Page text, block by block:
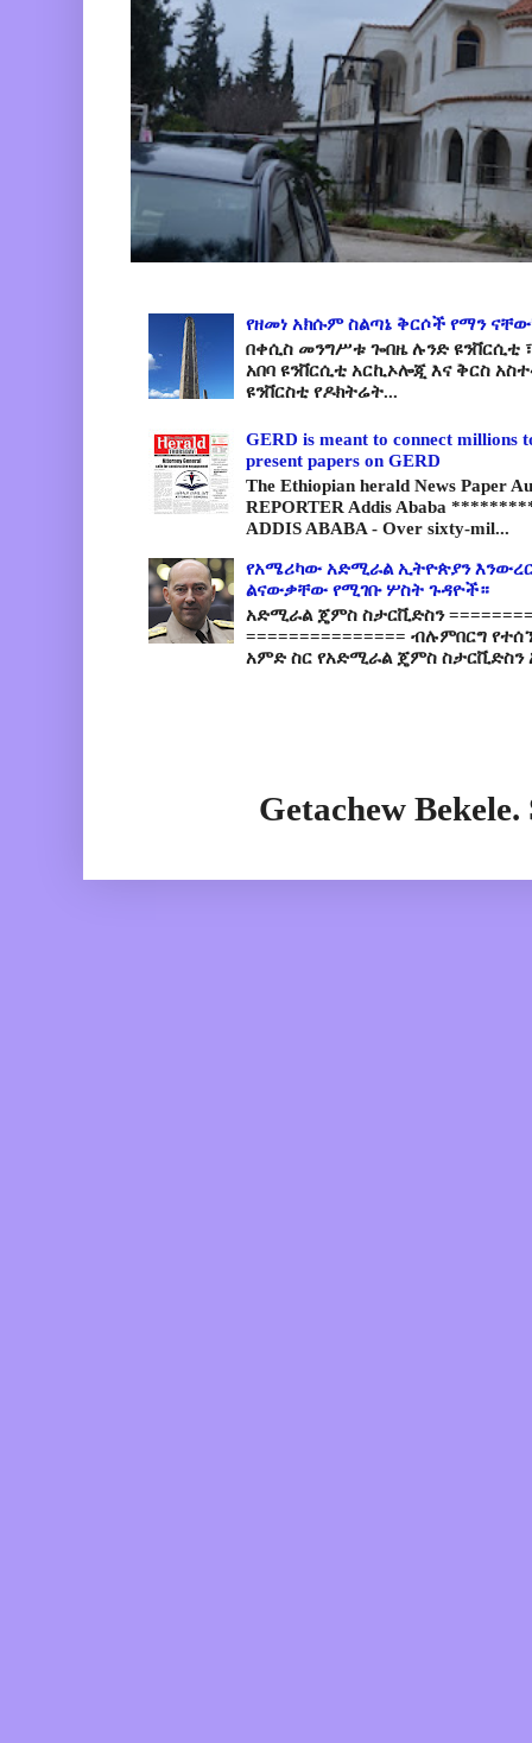
የዘመነ አክሱም ስልጣኔ ቅርሶች የማን
በቀሲስ መንግሥቱ ጐበዜ ሉንድ ዩንቨርሲቲ
አበባ ዩንቨርሲቲ አርኪኦሎጂ እና ቅርስ
ዩንቨርስቲ የዶክትሬት...
GERD is meant to connect millions
present papers on GERD
The Ethiopian herald News Paper
REPORTER Addis Ababa
ADDIS ABABA - Over sixty-mil...
የአሜሪካው አድሚራል ኢትዮጵያን
ልናውቃቸው የሚገቡ ሦስት ጉዳዮች።
አድሚራል ጄምስ ስታርቪድስን
=============== ብሉምበርግ
አምድ ስር የአድሚራል ጄምስ ስታርቪድስን
Getachew